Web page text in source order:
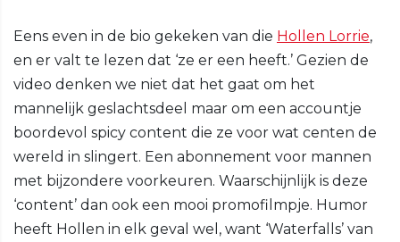
Eens even in de bio gekeken van die Hollen Lorrie,
en er valt te lezen dat ‘ze er een heeft.’ Gezien de
video denken we niet dat het gaat om het
mannelijk geslachtsdeel maar om een accountje
boordevol spicy content die ze voor wat centen de
wereld in slingert. Een abonnement voor mannen
met bijzondere voorkeuren. Waarschijnlijk is deze
‘content’ dan ook een mooi promofilmpje. Humor
heeft Hollen in elk geval wel, want ‘Waterfalls’ van